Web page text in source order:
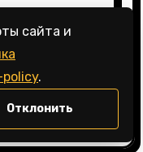
стен
сайта и
.
Отклонить